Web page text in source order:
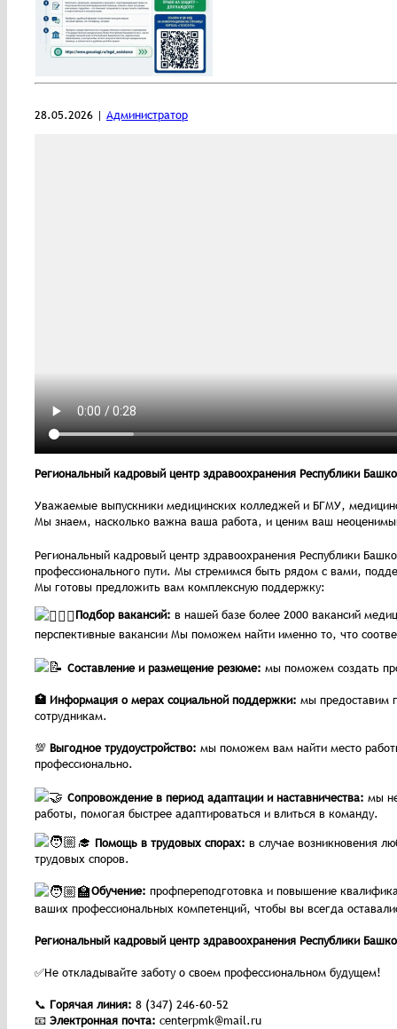
28.05.2026 | Администратор
Региональный кадровый центр здравоохранения Республики
Уважаемые выпускники медицинских колледжей и БГМУ,
Мы знаем, насколько важна ваша работа, и ценим ваш
Региональный кадровый центр здравоохранения Республики
профессионального пути. Мы стремимся быть рядом с вами,
Мы готовы предложить вам комплексную поддержку:
Подбор вакансий: в нашей базе более 2000 вакансий
перспективные вакансии Мы поможем найти именно то, что
Составление и размещение резюме: мы поможем создать
🏥 Информация о мерах социальной поддержки: мы предоставим
сотрудникам.
💯 Выгодное трудоустройство: мы поможем вам найти место
профессионально.
Сопровождение в период адаптации и наставничества: мы
работы, помогая быстрее адаптироваться и влиться в команду.
Помощь в трудовых спорах: в случае возникновения
трудовых споров.
Обучение: профпереподготовка и повышение
ваших профессиональных компетенций, чтобы вы всегда
Региональный кадровый центр здравоохранения Республики
✅Не откладывайте заботу о своем профессиональном будущем!
📞 Горячая линия: 8 (347) 246-60-52
📧 Электронная почта: centerpmk@mail.ru